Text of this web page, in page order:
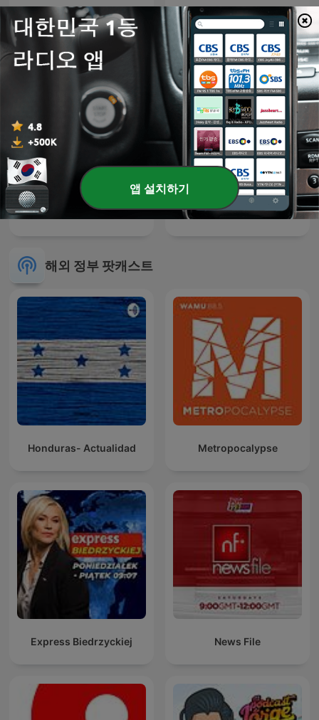
MERICS China Podcast 컬투! 심통사연
타이완 사회ㆍ문화ㆍ토크 노들방송
해외 정부 팟캐스트
Honduras- Actualidad Metropocalypse
Express Biedrzyckiej News File
앱 설치하기